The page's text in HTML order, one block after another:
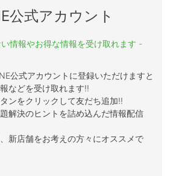
公式アカウント
情報やお得な情報を受け取れます -
公式アカウントに登録いただけますと
などを受け取れます!!
ンをクリックして友だち追加!!
解決のヒントを詰め込んだ情報配信
新店舗をお考えの方々にオススメで